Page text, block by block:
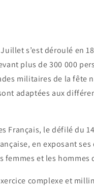
s’est déroulé en
plus de 300 000
militaires de la fête
adaptées aux
Français, le défilé du
en exposant
femmes et les hommes
complexe et